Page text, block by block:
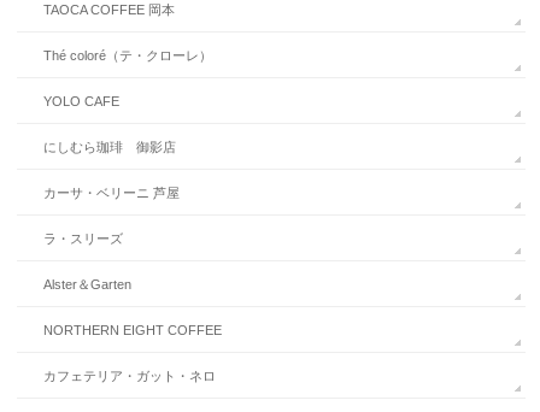
TAOCA COFFEE 岡本
Thé coloré（テ・クローレ）
YOLO CAFE
にしむら珈琲 御影店
カーサ・ベリーニ 芦屋
ラ・スリーズ
Alster＆Garten
NORTHERN EIGHT COFFEE
カフェテリア・ガット・ネロ